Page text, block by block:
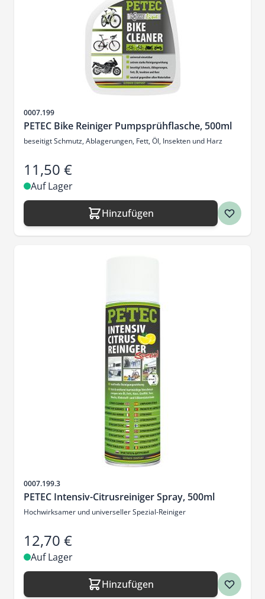
Artikelnr.
0007.199
PETEC Bike Reiniger Pumpsprühflasche, 500ml
beseitigt Schmutz, Ablagerungen, Fett, Öl, Insekten und Harz
11,50 €
Auf Lager
Hinzufügen
Artikelnr.
0007.199.3
PETEC Intensiv-Citrusreiniger Spray, 500ml
Hochwirksamer und universeller Spezial-Reiniger
12,70 €
Auf Lager
Hinzufügen